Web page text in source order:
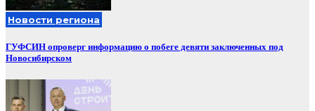
Новости региона
ГУФСИН опроверг информацию о побеге девяти заключенных под
Новосибирском